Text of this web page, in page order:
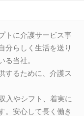
トに介護サービス事
分らしく生活を送り
当社。
するために、介護ス
入やシフト、着実に
。安心して長く働き